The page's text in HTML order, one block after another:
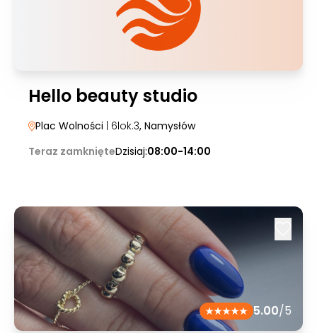
Hello beauty studio
Plac Wolności | 6lok.3, Namysłów
Teraz zamknięteDzisiaj:08:00-14:00
5.00/5